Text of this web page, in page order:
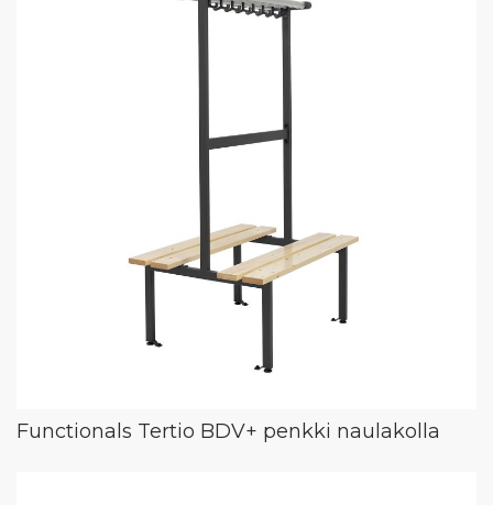
Functionals Tertio BDV+ penkki naulakolla